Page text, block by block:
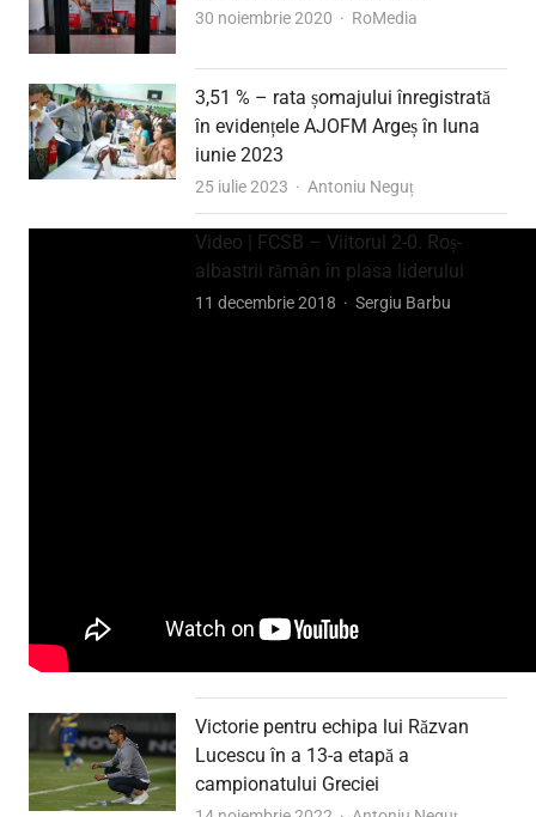
30 noiembrie 2020 Author
RoMedia
3,51 % – rata șomajului înregistrată
în evidențele AJOFM Argeș în luna
iunie 2023
25 iulie 2023 Author
Antoniu Neguț
Video | FCSB – Viitorul 2-0. Roș-
albastrii rămân în plasa liderului
11 decembrie 2018 Author
Sergiu Barbu
Victorie pentru echipa lui Răzvan
Lucescu în a 13-a etapă a
campionatului Greciei